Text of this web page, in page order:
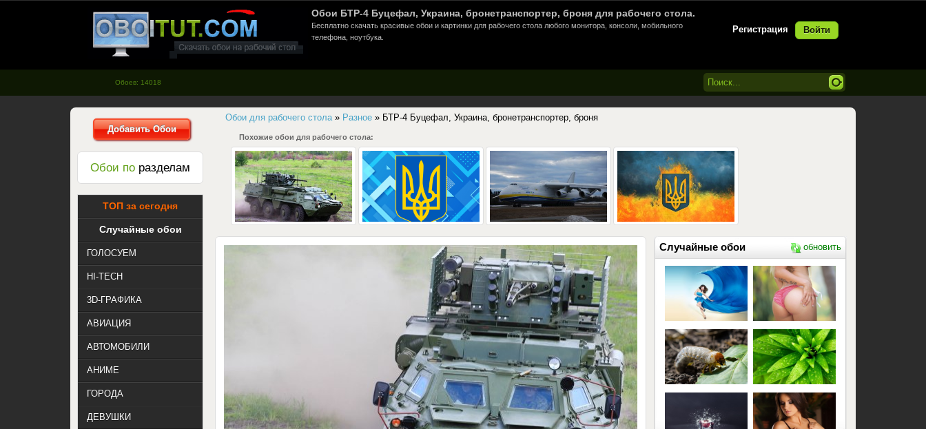
oboitut.com - Обои для рабочего
стола
Регистрация Войти
Обои БТР-4 Буцефал, Украина, бронетранспортер, броня для рабочего стола.
Бесплатно скачать красивые обои и картинки для рабочего стола любого монитора, консоли, мобильного
телефона, ноутбука.
Обоев: 14018
Обои для рабочего стола» Разное » БТР-4 Буцефал, Украина, бронетранспортер, броня
Похожие обои для рабочего стола:
Случайные обои обновить
Добавить Обои
Обои по разделам
ТОП за сегодня
Случайные обои
ГОЛОСУЕМ
HI-TECH
3D-ГРАФИКА
АВИАЦИЯ
АВТОМОБИЛИ
АНИМЕ
ГОРОДА
ДЕВУШКИ